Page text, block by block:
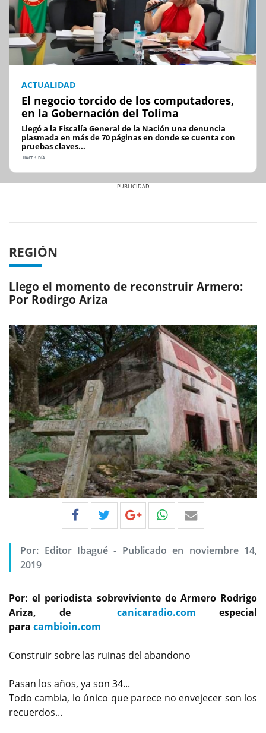
ACTUALIDAD
El negocio torcido de los computadores,
en la Gobernación del Tolima
Llegó a la Fiscalía General de la Nación una denuncia
plasmada en más de 70 páginas en donde se cuenta con
pruebas claves...
HACE 1 DÍA
REGIÓN
Llego el momento de reconstruir Armero:
Por Rodirgo Ariza
Por: Editor Ibagué - Publicado en noviembre 14,
2019
Por: el periodista sobreviviente de Armero Rodrigo
Ariza, de canicaradio.com especial
para cambioin.com
Construir sobre las ruinas del abandono
Pasan los años, ya son 34...
Todo cambia, lo único que parece no envejecer son los
recuerdos...